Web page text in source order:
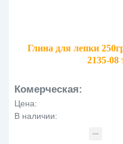
Глина для лепки
2135-08
Комерческая:
Цена:
В наличии: